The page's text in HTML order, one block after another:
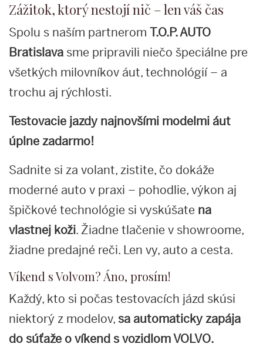
Zážitok, ktorý nestojí nič – len váš čas
Spolu s naším partnerom T.O.P. AUTO
Bratislava sme pripravili niečo špeciálne pre
všetkých milovníkov áut, technológií – a
trochu aj rýchlosti.
Testovacie jazdy najnovšími modelmi áut
úplne zadarmo!
Sadnite si za volant, zistite, čo dokáže
moderné auto v praxi – pohodlie, výkon aj
špičkové technológie si vyskúšate na
vlastnej koži. Žiadne tlačenie v showroome,
žiadne predajné reči. Len vy, auto a cesta.
Víkend s Volvom? Áno, prosím!
Každý, kto si počas testovacích jázd skúsi
niektorý z modelov, sa automaticky zapája
do súťaže o víkend s vozidlom VOLVO.